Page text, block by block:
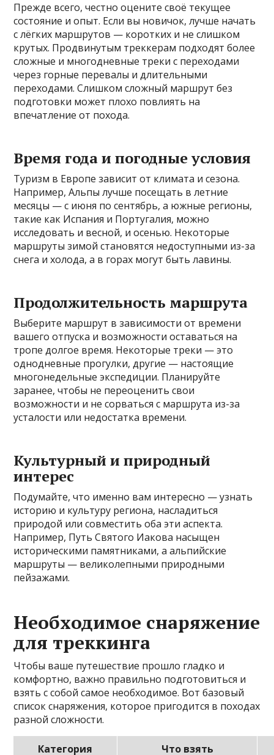
Прежде всего, честно оцените своё текущее
состояние и опыт. Если вы новичок, лучше начать
с лёгких маршрутов — коротких и не слишком
крутых. Продвинутым треккерам подходят более
сложные и многодневные треки с переходами
через горные перевалы и длительными
переходами. Слишком сложный маршрут без
подготовки может плохо повлиять на
впечатление от похода.
Время года и погодные условия
Туризм в Европе зависит от климата и сезона.
Например, Альпы лучше посещать в летние
месяцы — с июня по сентябрь, а южные регионы,
такие как Испания и Португалия, можно
исследовать и весной, и осенью. Некоторые
маршруты зимой становятся недоступными из-за
снега и холода, а в горах могут быть лавины.
Продолжительность маршрута
Выберите маршрут в зависимости от времени
вашего отпуска и возможности оставаться на
тропе долгое время. Некоторые треки — это
однодневные прогулки, другие — настоящие
многонедельные экспедиции. Планируйте
заранее, чтобы не переоценить свои
возможности и не сорваться с маршрута из-за
усталости или недостатка времени.
Культурный и природный
интерес
Подумайте, что именно вам интересно — узнать
историю и культуру региона, насладиться
природой или совместить оба эти аспекта.
Например, Путь Святого Иакова насыщен
историческими памятниками, а альпийские
маршруты — великолепными природными
пейзажами.
Необходимое снаряжение
для треккинга
Чтобы ваше путешествие прошло гладко и
комфортно, важно правильно подготовиться и
взять с собой самое необходимое. Вот базовый
список снаряжения, которое пригодится в походах
разной сложности.
Категория Что взять